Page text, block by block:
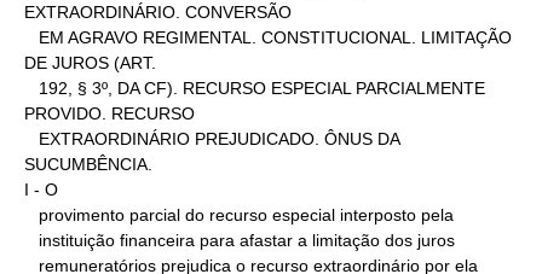
EXTRAORDINÁRIO. CONVERSÃO
DE JUROS (ART.
PROVIDO. RECURSO
SUCUMBÊNCIA.
I - O